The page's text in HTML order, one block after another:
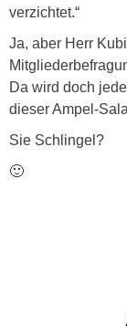
verzichtet.“
Ja, aber Herr
Da wird doch
dieser Ampel-
Sie Schlingel?
🙂